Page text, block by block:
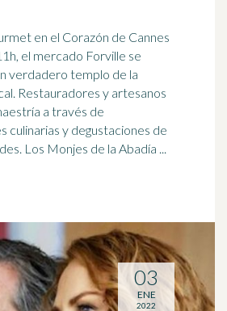
en el Corazón de Cannes
el mercado Forville se
verdadero templo de la
Restauradores y artesanos
a través de
culinarias y degustaciones de
Los Monjes de la Abadía ...
03
ENE
2022